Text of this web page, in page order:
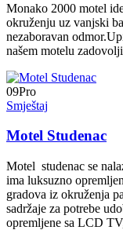
Monako 2000 motel
okruženju uz vanjski
nezaboravan
našem motelu
09Pro
Smještaj
Motel Studenac
Motel studenac se
ima luksuzno
gradova iz okruženja
sadržaje za potrebe
opremljene sa LCD